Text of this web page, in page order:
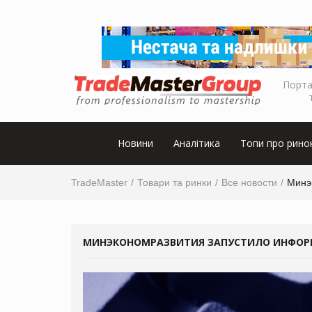
Новини Аналітика Топи про
TradeMaster Товари та ринки Все новости
МИНЭКОНОМРАЗВИТИЯ ЗАПУСТИЛО